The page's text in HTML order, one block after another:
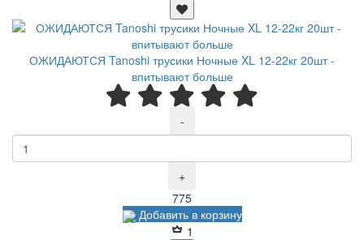
ОЖИДАЮТСЯ Tanoshi трусики Ночные XL 12-22кг 20шт -
впитывают больше
-
+
775Р
Добавить в корзину
1